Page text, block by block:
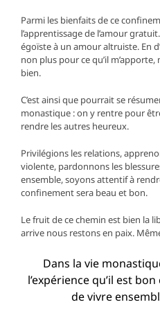
Parmi les bienfaits de ce
l’apprentissage de l’amour
égoïste à un amour altruiste. En
non plus pour ce qu’il m’apporte,
bien.
C’est ainsi que pourrait se
monastique : on y rentre pour
rendre les autres heureux.
Privilégions les relations,
violente, pardonnons les
ensemble, soyons attentif à
confinement sera beau et bon.
Le fruit de ce chemin est bien la
arrive nous restons en paix.
Dans la vie
l’expérience qu’il est
de vivre